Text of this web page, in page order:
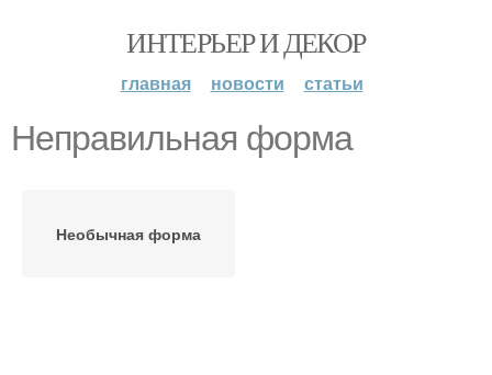
ИНТЕРЬЕР И ДЕКОР
главная новости статьи
Неправильная форма
Необычная форма